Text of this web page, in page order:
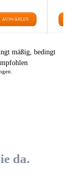
AUSWÄHLEN
mäßig, bedingt
da.